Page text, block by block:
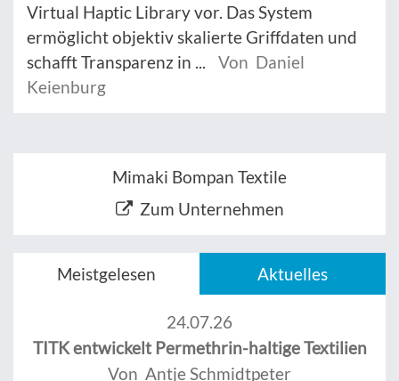
Virtual Haptic Library vor. Das System
ermöglicht objektiv skalierte Griffdaten und
schafft Transparenz in ...
Von Daniel
Keienburg
Mimaki Bompan Textile
Zum Unternehmen
Meistgelesen Aktuelles
24.07.26
TITK entwickelt Permethrin-haltige Textilien
Von Antje Schmidtpeter